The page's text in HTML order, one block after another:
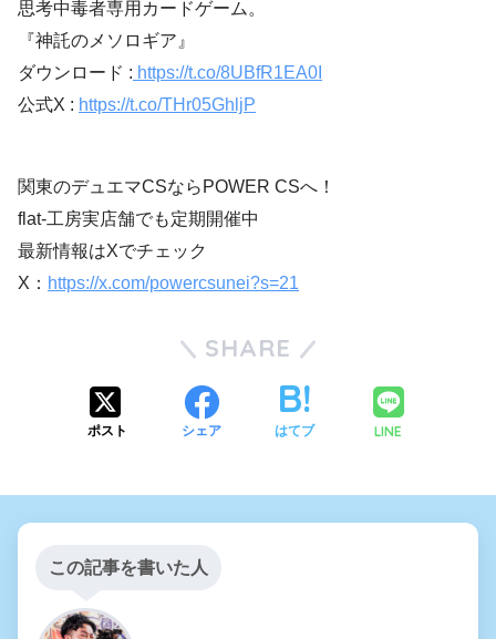
思考中毒者専用カードゲーム。
『神託のメソロギア』
ダウンロード : https://t.co/8UBfR1EA0I
公式X : https://t.co/THr05GhljP
関東のデュエマCSならPOWER CSへ！
flat-工房実店舗でも定期開催中
最新情報はXでチェック
X： https://x.com/powercsunei?s=21
SHARE
ポスト シェア はてブ LINE
この記事を書いた人